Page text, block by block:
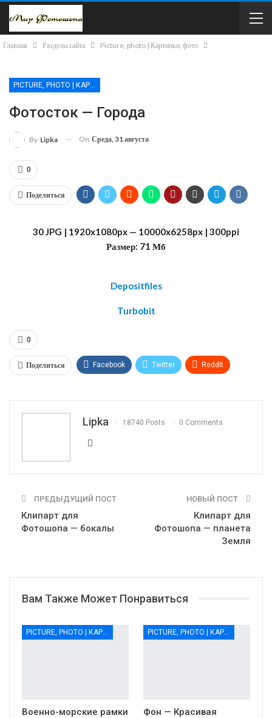
Главная Разделы сайта Picture, photo | Картинки, фото
Фотосток — Города
By Lipka On Среда, 31 августа
0
Поделиться
30 JPG | 1920x1080px — 10000x6258px | 300ppi
Размер: 71 Мб
Depositfiles
Turbobit
0
Поделиться Facebook Twitter ReddIt
Lipka 18740 Posts 0 Comments
ПРЕДЫДУЩИЙ ПОСТ
Клипарт для
Фотошопа — бокалы
НОВЫЙ ПОСТ
Клипарт для
Фотошопа — планета
Земля
Вам Также Может Понравиться
Военно-морские рамки
Фон — Красивая